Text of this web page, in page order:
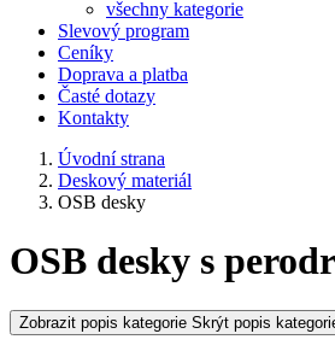
všechny kategorie
Slevový program
Ceníky
Doprava a platba
Časté dotazy
Kontakty
Úvodní strana
Deskový materiál
OSB desky
OSB desky s
Zobrazit popis kategorie Skrýt popis